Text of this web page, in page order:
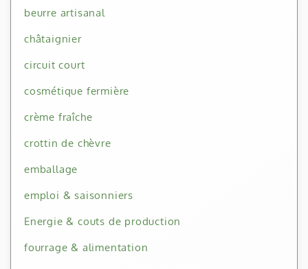
beurre artisanal
châtaignier
circuit court
cosmétique fermière
crème fraîche
crottin de chèvre
emballage
emploi & saisonniers
Energie & couts de production
fourrage & alimentation